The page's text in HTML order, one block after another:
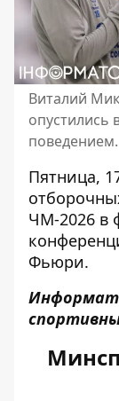
Виталий
опустились
Пятница,
ЧМ-2026 в
Фьюри.